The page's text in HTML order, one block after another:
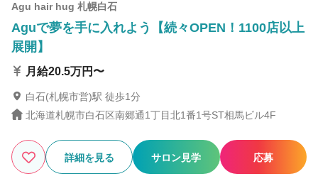
Agu hair hug 札幌白石
Aguで夢を手に入れよう【続々OPEN！1100店以上
展開】
月給20.5万円〜
白石(札幌市営)駅 徒歩1分
北海道札幌市白石区南郷通1丁目北1番1号ST相馬ビル4F
詳細を見る サロン見学 応募